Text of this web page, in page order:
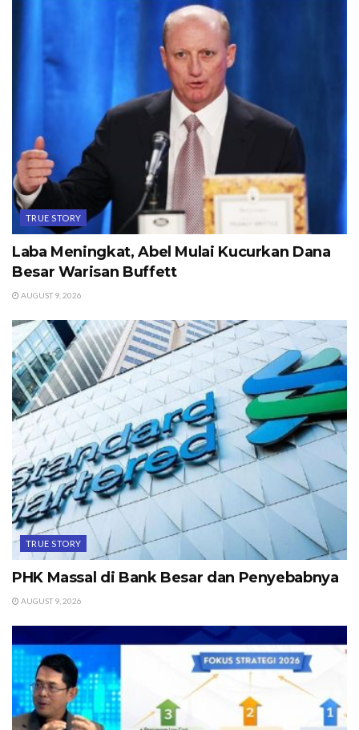
TRUE STORY
Laba Meningkat, Abel Mulai Kucurkan Dana
Besar Warisan Buffett
AUGUST 9, 2026
TRUE STORY
PHK Massal di Bank Besar dan Penyebabnya
AUGUST 9, 2026